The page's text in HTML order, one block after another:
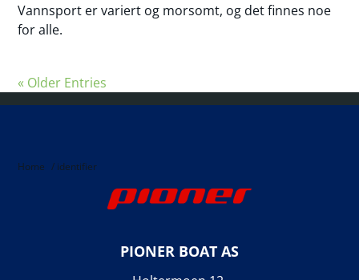
Vannsport er variert og morsomt, og det finnes noe
for alle.
« Older Entries
Home / identifier
PIONER BOAT AS